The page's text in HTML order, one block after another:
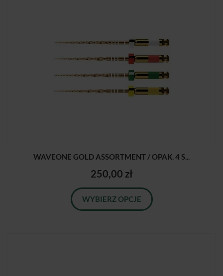
WAVEONE GOLD ASSORTMENT / OPAK. 4 S...
250,00 zł
WYBIERZ OPCJE